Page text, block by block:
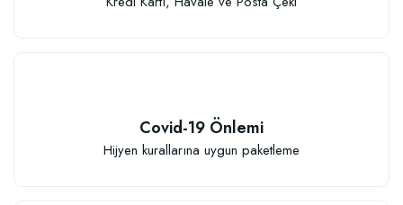
Elastik Meyve Fidanı Bağlama İpi (10 Fidan İçin )
Sepete Ekle
Covid-19 Önlemi
Hijyen kurallarına uygun paketleme